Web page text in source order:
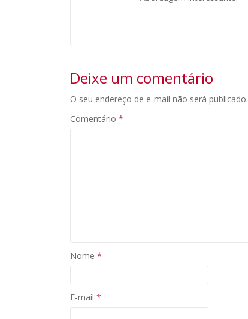
Deixe um comentário
O seu endereço de e-mail não será publicado.
Comentário *
Nome *
E-mail *